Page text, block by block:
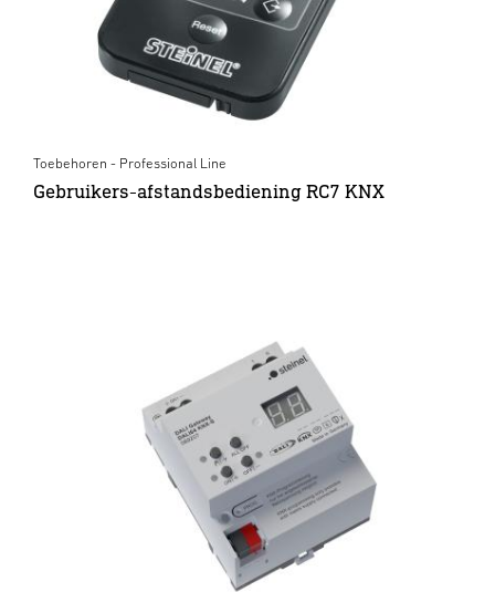
Toebehoren - Professional Line
Gebruikers-afstandsbediening RC7 KNX